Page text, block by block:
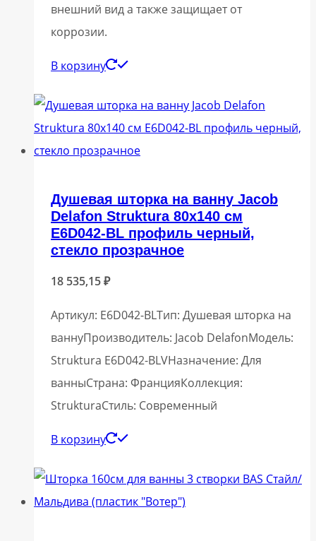
внешний вид а также защищает от
коррозии.
В корзину
Душевая шторка на ванну Jacob
Delafon Struktura 80х140 см
E6D042-BL профиль черный,
стекло прозрачное
18 535,15₽
Артикул: E6D042-BLТип: Душевая шторка на
ваннуПроизводитель: Jacob DelafonМодель:
Struktura E6D042-BLVНазначение: Для
ванныСтрана: ФранцияКоллекция:
StrukturaСтиль: Современный
В корзину